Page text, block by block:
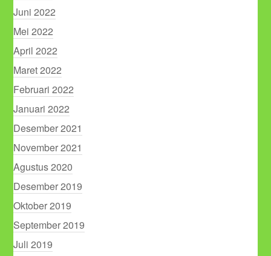
Juni 2022
Mei 2022
April 2022
Maret 2022
Februari 2022
Januari 2022
Desember 2021
November 2021
Agustus 2020
Desember 2019
Oktober 2019
September 2019
Juli 2019